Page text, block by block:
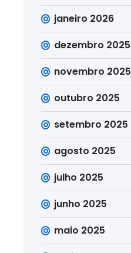
janeiro 2026
dezembro 2025
novembro 2025
outubro 2025
setembro 2025
agosto 2025
julho 2025
junho 2025
maio 2025